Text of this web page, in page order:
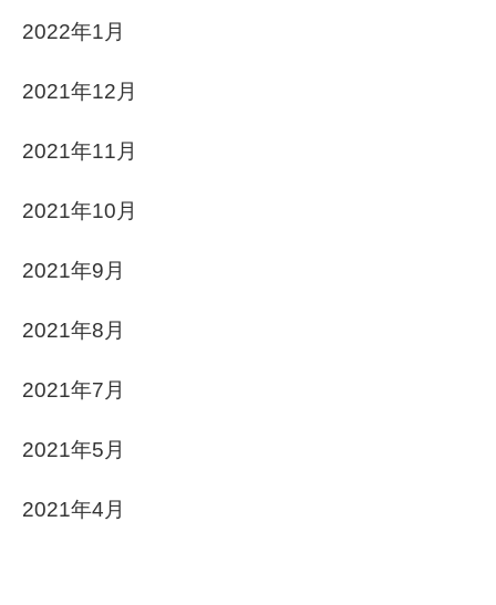
2022年1月
2021年12月
2021年11月
2021年10月
2021年9月
2021年8月
2021年7月
2021年5月
2021年4月